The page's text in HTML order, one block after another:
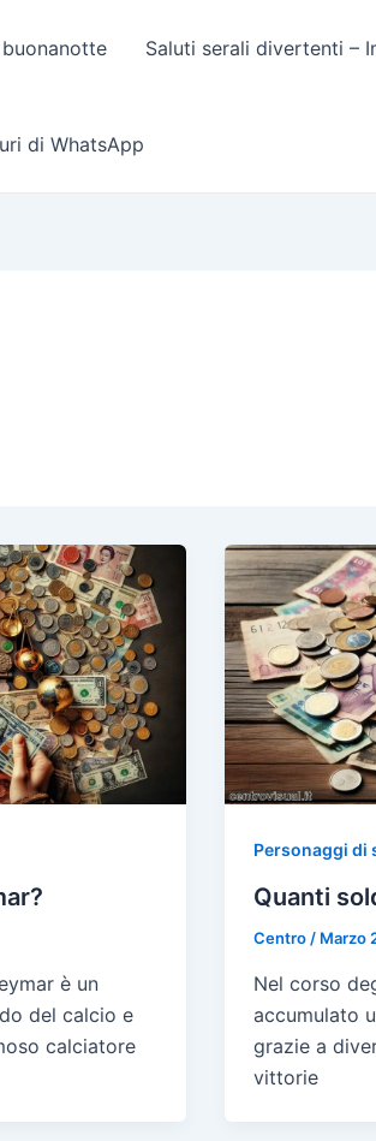
Saluti serali divertenti –
di WhatsApp
è un
del calcio e
calciatore
Personaggi di
Quanti
Centro / Marzo
Nel corso
accumulato
grazie a
vittorie